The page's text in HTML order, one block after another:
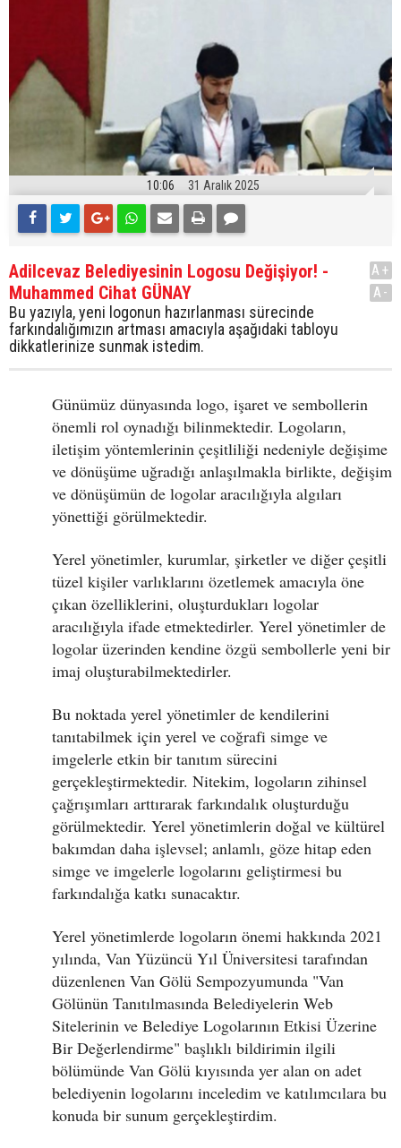
10:06 31 Aralık 2025
Adilcevaz Belediyesinin Logosu Değişiyor! -
Muhammed Cihat GÜNAY
Bu yazıyla, yeni logonun hazırlanması sürecinde
farkındalığımızın artması amacıyla aşağıdaki tabloyu
dikkatlerinize sunmak istedim.
A+
A-
Günümüz dünyasında logo, işaret ve sembollerin
önemli rol oynadığı bilinmektedir. Logoların,
iletişim yöntemlerinin çeşitliliği nedeniyle değişime
ve dönüşüme uğradığı anlaşılmakla birlikte, değişim
ve dönüşümün de logolar aracılığıyla algıları
yönettiği görülmektedir.
Yerel yönetimler, kurumlar, şirketler ve diğer çeşitli
tüzel kişiler varlıklarını özetlemek amacıyla öne
çıkan özelliklerini, oluşturdukları logolar
aracılığıyla ifade etmektedirler. Yerel yönetimler de
logolar üzerinden kendine özgü sembollerle yeni bir
imaj oluşturabilmektedirler.
Bu noktada yerel yönetimler de kendilerini
tanıtabilmek için yerel ve coğrafi simge ve
imgelerle etkin bir tanıtım sürecini
gerçekleştirmektedir. Nitekim, logoların zihinsel
çağrışımları arttırarak farkındalık oluşturduğu
görülmektedir. Yerel yönetimlerin doğal ve kültürel
bakımdan daha işlevsel; anlamlı, göze hitap eden
simge ve imgelerle logolarını geliştirmesi bu
farkındalığa katkı sunacaktır.
Yerel yönetimlerde logoların önemi hakkında 2021
yılında, Van Yüzüncü Yıl Üniversitesi tarafından
düzenlenen Van Gölü Sempozyumunda "Van
Gölünün Tanıtılmasında Belediyelerin Web
Sitelerinin ve Belediye Logolarının Etkisi Üzerine
Bir Değerlendirme" başlıklı bildirimin ilgili
bölümünde Van Gölü kıyısında yer alan on adet
belediyenin logolarını inceledim ve katılımcılara bu
konuda bir sunum gerçekleştirdim.